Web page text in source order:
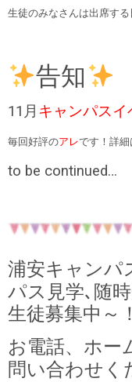
生徒のみなさんは出席す
告知
11月 キャンパスイ
毎回好評のアレです！詳細
to be continued…
浦安キャンパ
パス見学､随
生徒募集中～
お電話、ホー
問い合わせく